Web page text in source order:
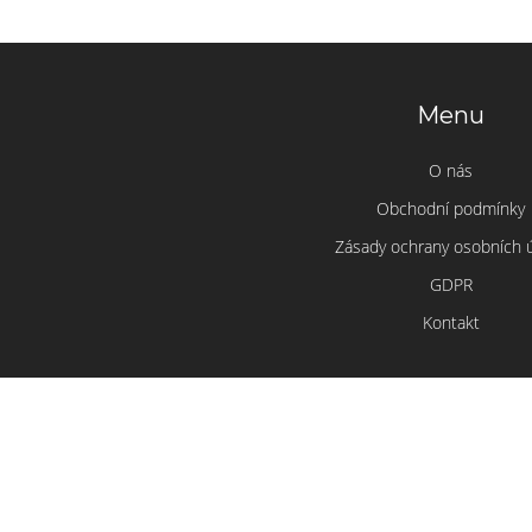
Menu
O nás
Obchodní podmínky
Zásady ochrany osobních
GDPR
Kontakt